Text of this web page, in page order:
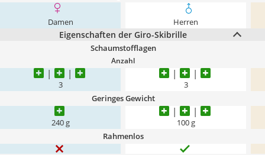
Damen Herren
Eigenschaften der Giro-Skibrille
Schaumstofflagen
Anzahl
3 3
Geringes Gewicht
240 g 100 g
Rahmenlos